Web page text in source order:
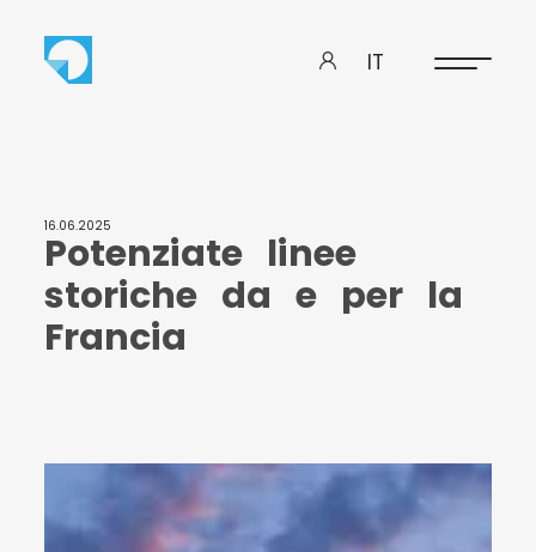
IT
16.06.2025
Potenziate linee
storiche da e per la
Francia